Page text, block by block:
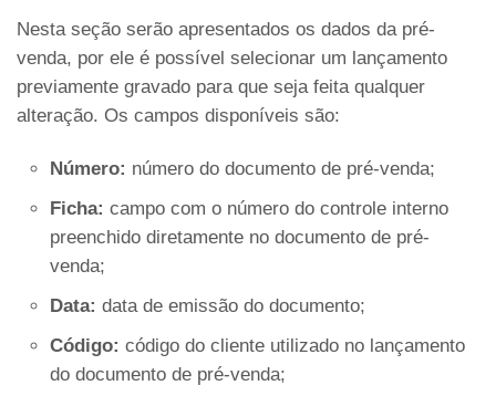
Nesta seção serão apresentados os dados da pré-
venda, por ele é possível selecionar um lançamento
previamente gravado para que seja feita qualquer
alteração. Os campos disponíveis são:
Número: número do documento de pré-venda;
Ficha: campo com o número do controle interno
preenchido diretamente no documento de pré-
venda;
Data: data de emissão do documento;
Código: código do cliente utilizado no lançamento
do documento de pré-venda;